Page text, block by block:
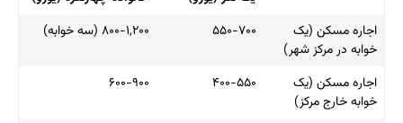
اجاره مسکن (یک
خوابه در مرکز شهر)
۵۵۰-۷۰۰ ۸۰۰-۱,۲۰۰ (سه خوابه)
اجاره مسکن (یک
خوابه خارج مرکز)
۴۰۰-۵۵۰ ۶۰۰-۹۰۰